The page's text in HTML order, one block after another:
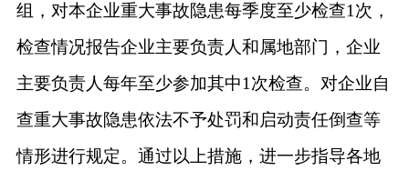
组，对本企业重大事故隐患每季度至少检查1次，
检查情况报告企业主要负责人和属地部门，企业
主要负责人每年至少参加其中1次检查。对企业自
查重大事故隐患依法不予处罚和启动责任倒查等
情形进行规定。通过以上措施，进一步指导各地